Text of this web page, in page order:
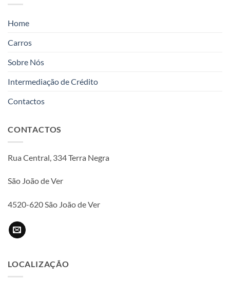
Home
Carros
Sobre Nós
Intermediação de Crédito
Contactos
CONTACTOS
Rua Central, 334 Terra Negra
São João de Ver
4520-620 São João de Ver
LOCALIZAÇÃO